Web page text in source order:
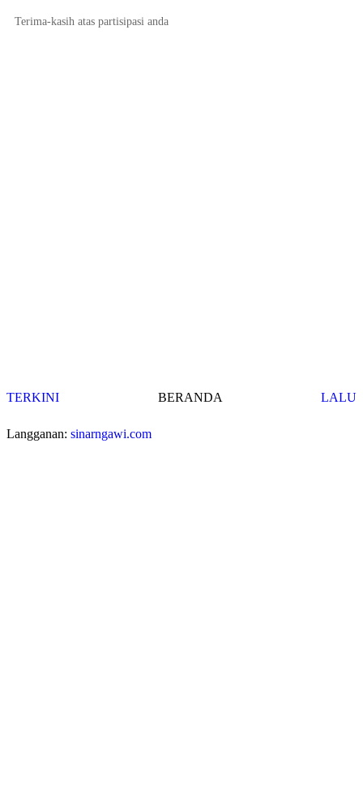
Terima-kasih atas partisipasi anda
TERKINI LALU
BERANDA
Langganan: sinarngawi.com